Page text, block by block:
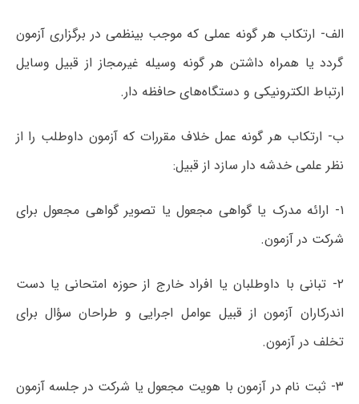
الف- ارتکاب هر گونه عملی که موجب بینظمی در برگزاری آزمون
گردد یا همراه داشتن هر گونه وسیله غیرمجاز از قبیل وسایل
ارتباط الکترونیکی و دستگاه‌های حافظه دار.
ب- ارتکاب هر گونه عمل خلاف مقررات که آزمون داوطلب را از
نظر علمی خدشه دار سازد از قبیل:
۱- ارائه مدرک یا گواهی مجعول یا تصویر گواهی مجعول برای
شرکت در آزمون.
۲- تبانی با داوطلبان یا افراد خارج از حوزه امتحانی یا دست
اندرکاران آزمون از قبیل عوامل اجرایی و طراحان سؤال برای
تخلف در آزمون.
۳- ثبت نام در آزمون با هویت مجعول یا شرکت در جلسه آزمون